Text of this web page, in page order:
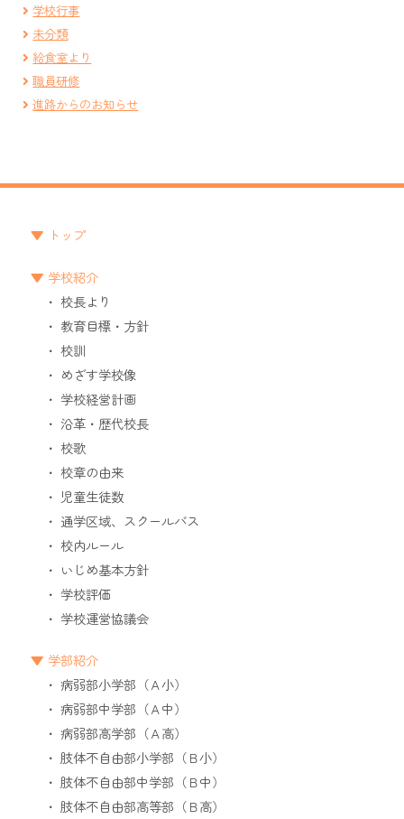
学校行事
未分類
給食室より
職員研修
進路からのお知らせ
トップ
学校紹介
校長より
教育目標・方針
校訓
めざす学校像
学校経営計画
沿革・歴代校長
校歌
校章の由来
児童生徒数
通学区域、スクールバス
校内ルール
いじめ基本方針
学校評価
学校運営協議会
学部紹介
病弱部小学部（Ａ小）
病弱部中学部（Ａ中）
病弱部高学部（Ａ高）
肢体不自由部小学部（Ｂ小）
肢体不自由部中学部（Ｂ中）
肢体不自由部高等部（Ｂ高）